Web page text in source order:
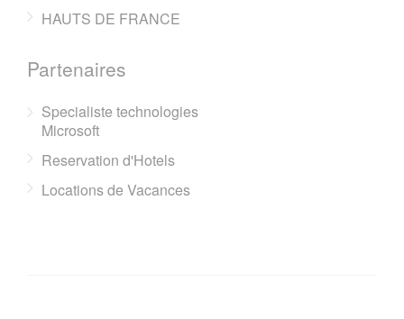
HAUTS DE FRANCE
Partenaires
Specialiste technologies
Microsoft
Reservation d'Hotels
Locations de Vacances